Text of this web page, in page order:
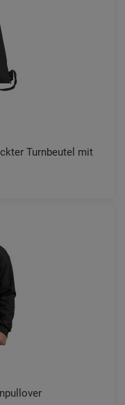
Turnbeutel mit